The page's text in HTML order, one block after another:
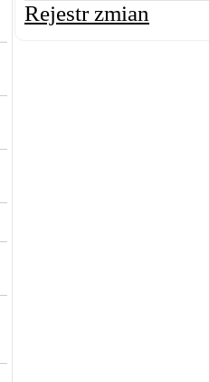
Rejestr zmian